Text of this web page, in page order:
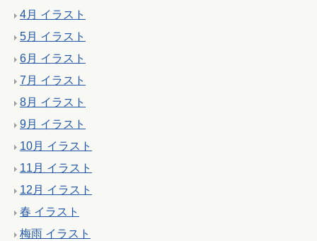
4月 イラスト
5月 イラスト
6月 イラスト
7月 イラスト
8月 イラスト
9月 イラスト
10月 イラスト
11月 イラスト
12月 イラスト
春 イラスト
梅雨 イラスト